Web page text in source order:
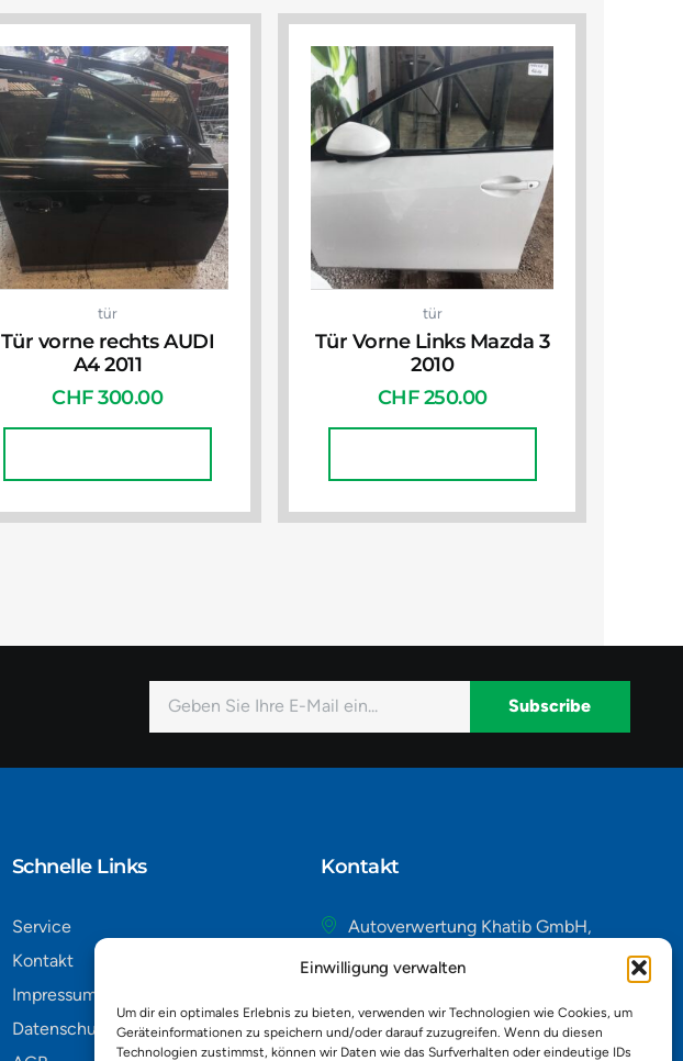
Einwilligung verwalten
Um dir ein optimales Erlebnis zu bieten, verwenden wir Technologien wie Cookies, um
Geräteinformationen zu speichern und/oder darauf zuzugreifen. Wenn du diesen
Technologien zustimmst, können wir Daten wie das Surfverhalten oder eindeutige IDs
tür
Tür vorne rechts AUDI
A4 2011
CHF300.00
tür
Tür Vorne Links Mazda 3
2010
CHF250.00
Mail
Subscribe
Schnelle Links
Service
Kontakt
Impressum
Datenschutz
Kontakt
Autoverwertung Khatib GmbH,
Schweiz
admin@autobuchs.ch
043 243 50 30